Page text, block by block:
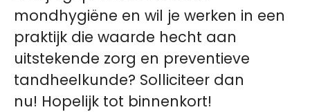
mondhygiëne en wil je werken in een
praktijk die waarde hecht aan
uitstekende zorg en preventieve
tandheelkunde? Solliciteer dan
nu! Hopelijk tot binnenkort!